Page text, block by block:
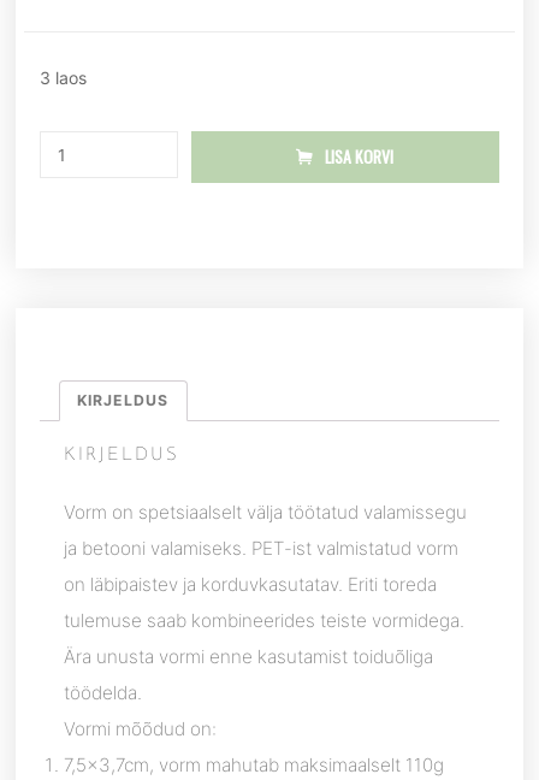
3 laos
LISA KORVI
KIRJELDUS
KIRJELDUS
Vorm on spetsiaalselt välja töötatud valamissegu
ja betooni valamiseks. PET-ist valmistatud vorm
on läbipaistev ja korduvkasutatav. Eriti toreda
tulemuse saab kombineerides teiste vormidega.
Ära unusta vormi enne kasutamist toiduõliga
töödelda.
Vormi mõõdud on:
7,5×3,7cm, vorm mahutab maksimaalselt 110g